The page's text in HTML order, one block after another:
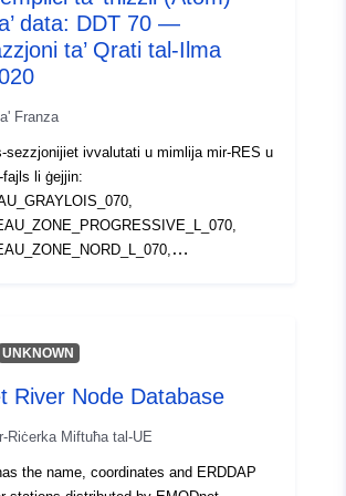
ineżistenti), li huwa importanti
f’Settembru 2020
tas-SER.
data: DDT 70 —
ta’ Qrati tal-Ilma
Franza
sezzjonijiet ivvalutati u mimlija mir-RES u
fajls li ġejjin:
u s-saff Graylois L_FOS_L_070. Dan
għall-KAAT, iżda fl-istruttura tat-
ta’ fluss (Kors tal-Ilma, Kors Mhux tal-
f’Settembru 2020
tas-SER.
UNKNOWN
River Node Database
Riċerka Miftuħa tal-UE
the name, coordinates and ERDDAP